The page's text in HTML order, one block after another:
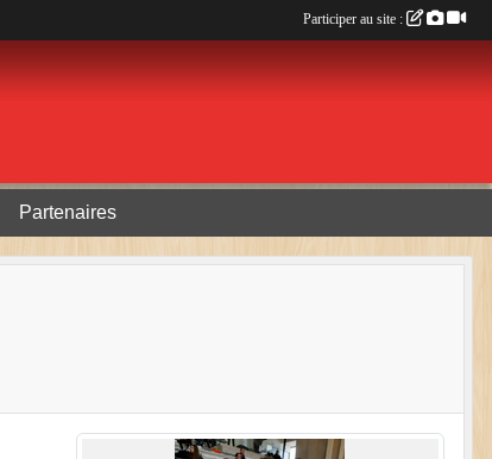
Partenaires
Participer au site :